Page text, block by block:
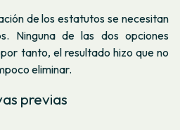
de los estatutos se necesitan
Ninguna de las dos opciones
tanto, el resultado hizo que no
eliminar.
previas